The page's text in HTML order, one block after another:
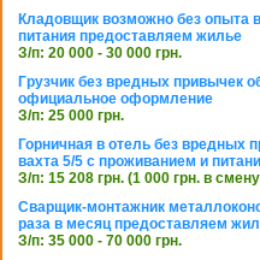
Кладовщик возможно без опыта
питания предоставляем жилье
З/п: 20 000 - 30 000 грн.
Грузчик без вредных привычек
официальное оформление
З/п: 25 000 грн.
Горничная в отель без вредных
вахта 5/5 с проживанием и
З/п: 15 208 грн. (1 000 грн. в
Сварщик-монтажник
раза в месяц предоставляем
З/п: 35 000 - 70 000 грн.